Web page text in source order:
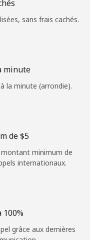
du mot de passe →
sans frais cachés.
minute
la minute (arrondie).
de ⁦$5⁩
montant minimum de
internationaux.
grâce aux dernières